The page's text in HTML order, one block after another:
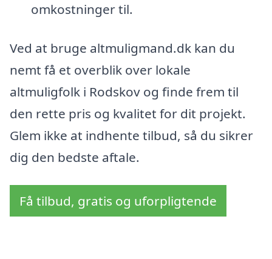
omkostninger til.
Ved at bruge altmuligmand.dk kan du
nemt få et overblik over lokale
altmuligfolk i Rodskov og finde frem til
den rette pris og kvalitet for dit projekt.
Glem ikke at indhente tilbud, så du sikrer
dig den bedste aftale.
Få tilbud, gratis og uforpligtende